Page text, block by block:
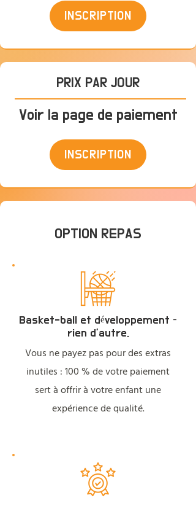
INSCRIPTION
PRIX PAR JOUR
Voir la page de paiement
INSCRIPTION
OPTION REPAS
INSCRIPTION
Basket-ball et développement –
rien d’autre.
Vous ne payez pas pour des extras
inutiles : 100 % de votre paiement
sert à offrir à votre enfant une
expérience de qualité.